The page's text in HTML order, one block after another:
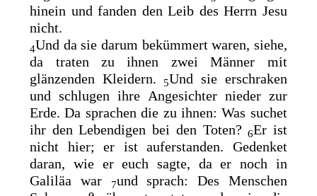
hinein und fanden den Leib des Herrn Jesu
nicht.
4Und da sie darum bekümmert waren, siehe,
da traten zu ihnen zwei Männer mit
glänzenden Kleidern.
5Und sie erschraken
und schlugen ihre Angesichter nieder zur
Erde. Da sprachen die zu ihnen: Was suchet
ihr den Lebendigen bei den Toten?6Er ist
nicht hier; er ist auferstanden. Gedenket
daran, wie er euch sagte, da er noch in
Galiläa war
7und sprach: Des Menschen